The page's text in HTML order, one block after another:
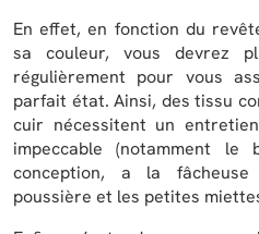
En effet, en fonction du
sa couleur, vous devrez
régulièrement pour vous
parfait état. Ainsi, des tissu
cuir nécessitent un
impeccable (notamment
conception, a la
poussière et les petites